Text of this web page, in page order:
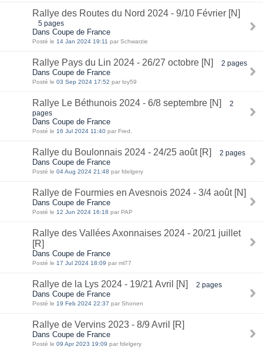
Rallye des Routes du Nord 2024 - 9/10 Février [N]
5 pages
Dans Coupe de France
Posté le 14 Jan 2024 19:11 par Schwarzie
Rallye Pays du Lin 2024 - 26/27 octobre [N] 2 pages
Dans Coupe de France
Posté le 03 Sep 2024 17:52 par loy59
Rallye Le Béthunois 2024 - 6/8 septembre [N]
2
pages
Dans Coupe de France
Posté le 16 Jul 2024 11:40 par Fred.
Rallye du Boulonnais 2024 - 24/25 août [R] 2 pages
Dans Coupe de France
Posté le 04 Aug 2024 21:48 par fdelgery
Rallye de Fourmies en Avesnois 2024 - 3/4 août [N]
Dans Coupe de France
Posté le 12 Jun 2024 16:18 par PAP
Rallye des Vallées Axonnaises 2024 - 20/21 juillet
[R]
Dans Coupe de France
Posté le 17 Jul 2024 18:09 par ml77
Rallye de la Lys 2024 - 19/21 Avril [N] 2 pages
Dans Coupe de France
Posté le 19 Feb 2024 22:37 par Shonen
Rallye de Vervins 2023 - 8/9 Avril [R]
Dans Coupe de France
Posté le 09 Apr 2023 19:09 par fdelgery